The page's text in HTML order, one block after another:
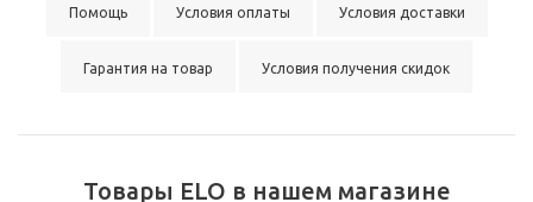
Помощь Условия оплаты Условия доставки
Гарантия на товар Условия получения скидок
Товары ELO в нашем магазине